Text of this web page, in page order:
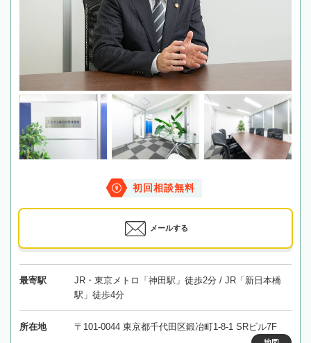
初回相談無料
メールする
最寄駅
JR・東京メトロ「神田駅」徒歩2分 / JR「新日本橋
駅」徒歩4分
所在地 〒101-0044 東京都千代田区鍛冶町1-8-1 SRビル7F